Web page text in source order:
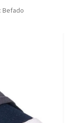
Befado